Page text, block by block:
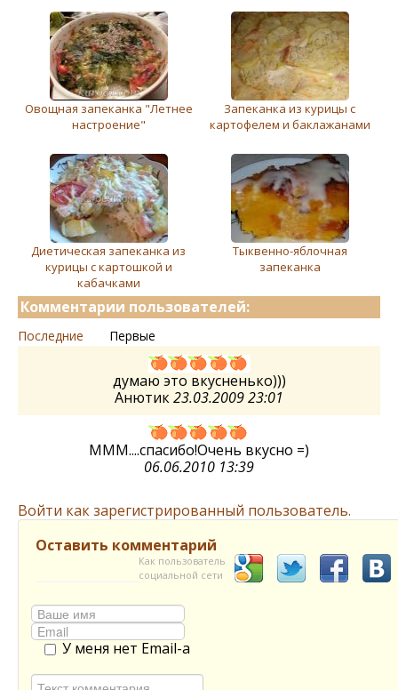
Овощная запеканка "Летнее
настроение"
Запеканка из курицы с
картофелем и баклажанами
Диетическая запеканка из
курицы с картошкой и
кабачками
Тыквенно-яблочная
запеканка
Комментарии пользователей:
Последние Первые
думаю это вкусненько)))
Анютик23.03.2009 23:01
МММ....спасибо!Очень вкусно =)
06.06.2010 13:39
Войти как зарегистрированный пользователь.
Оставить комментарий
Как пользователь
социальной сети
У меня нет Email-а